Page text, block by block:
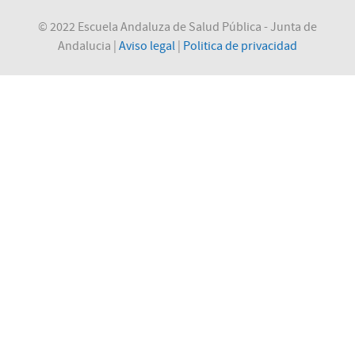
© 2022 Escuela Andaluza de Salud Pública - Junta de
Andalucia | Aviso legal | Politica de privacidad